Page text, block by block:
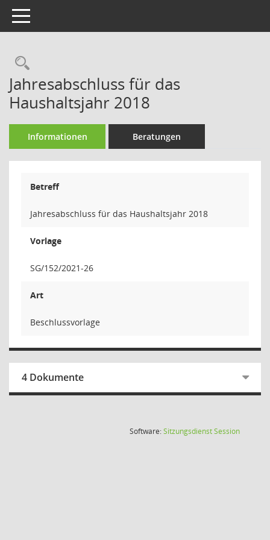
Toggle navigation
Rechercheauswahl
Jahresabschluss für das
Haushaltsjahr 2018
Informationen Beratungen
Betreff
Jahresabschluss für das Haushaltsjahr 2018
Vorlage
SG/152/2021-26
Art
Beschlussvorlage
4 Dokumente
Software:SitzungsdienstSession(Wird in